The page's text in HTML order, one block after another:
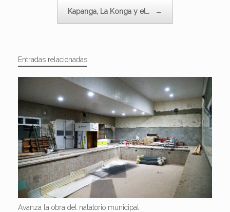
Kapanga, La Konga y el… →
Entradas relacionadas
Avanza la obra del natatorio municipal